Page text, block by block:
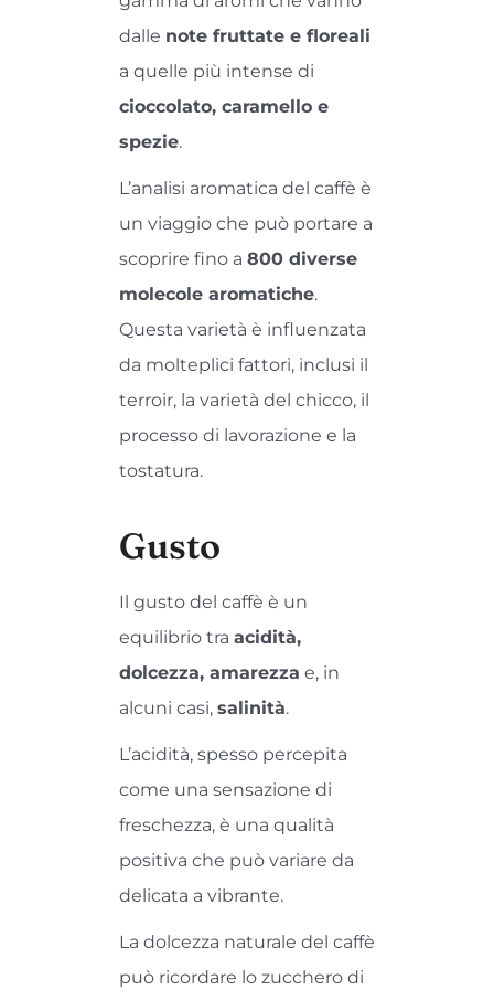
dalle note fruttate e floreali
a quelle più intense di
cioccolato, caramello e
spezie.
L’analisi aromatica del caffè è
un viaggio che può portare a
scoprire fino a 800 diverse
molecole aromatiche.
Questa varietà è influenzata
da molteplici fattori, inclusi il
terroir, la varietà del chicco, il
processo di lavorazione e la
tostatura.
Gusto
Il gusto del caffè è un
equilibrio tra acidità,
dolcezza, amarezza e, in
alcuni casi, salinità.
L’acidità, spesso percepita
come una sensazione di
freschezza, è una qualità
positiva che può variare da
delicata a vibrante.
La dolcezza naturale del caffè
può ricordare lo zucchero di